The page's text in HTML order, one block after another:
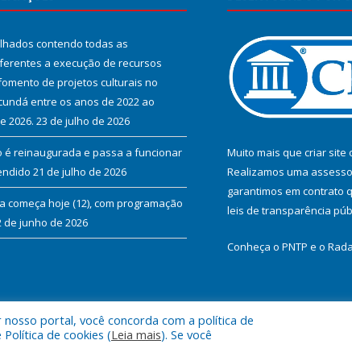
contendo todas as
a execução de recursos
de projetos culturais no
entre os anos de 2022 ao
2026. 23 de julho de 2026
é reinaugurada e passa a funcionar
21 de julho de 2026
começa hoje (12), com programação
de junho de 2026
Muito mais que criar site
Realizamos uma
garantimos em contrato
leis de transparência
Conheça o PNTP e o
Mapa do Site
portal, você concorda com a política de
de cookies (Leia mais). Se você